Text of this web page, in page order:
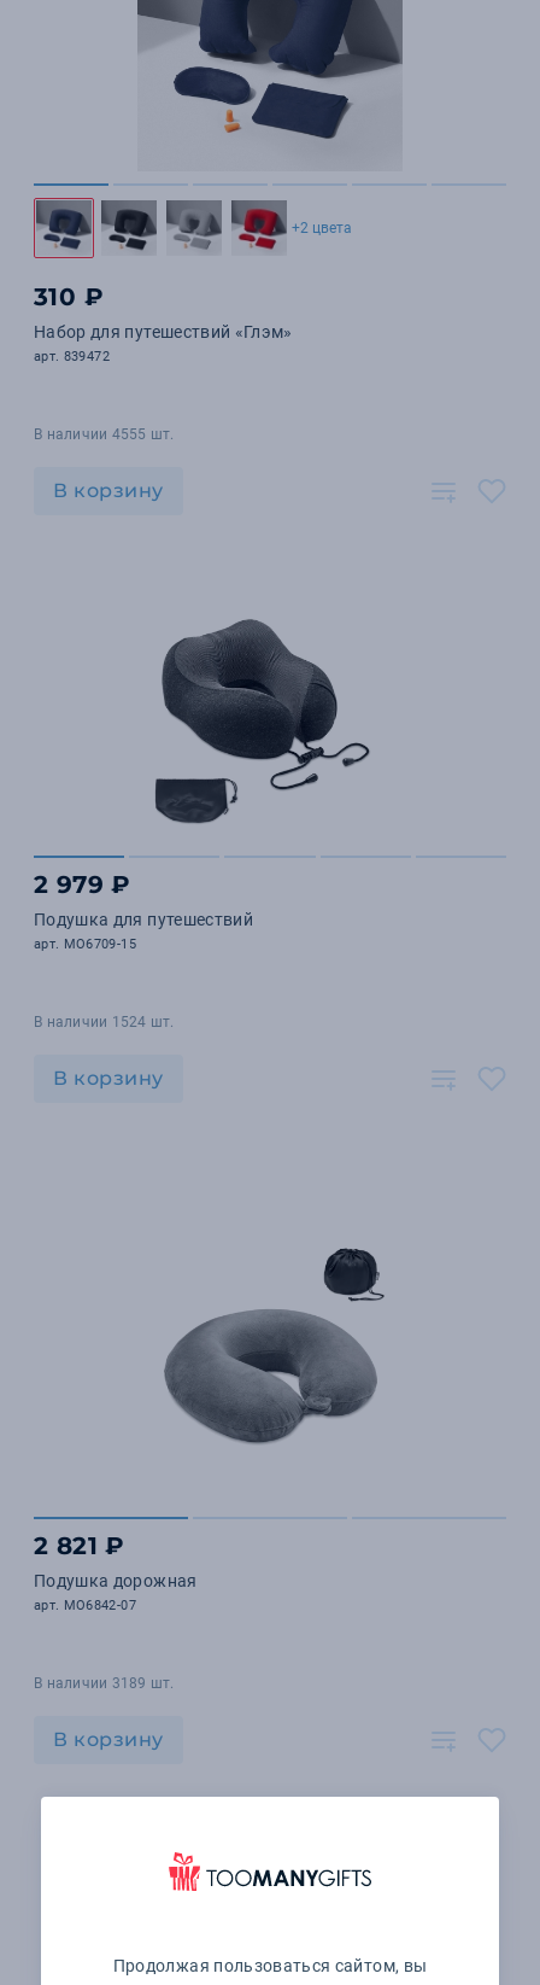
+2 цвета
310 ₽
Набор для путешествий «Глэм»
арт. 839472
В наличии 4555 шт.
В корзину
2 979 ₽
Подушка для путешествий
арт. MO6709-15
В наличии 1524 шт.
В корзину
2 821 ₽
Подушка дорожная
арт. MO6842-07
В наличии 3189 шт.
В корзину
Продолжая пользоваться сайтом, вы